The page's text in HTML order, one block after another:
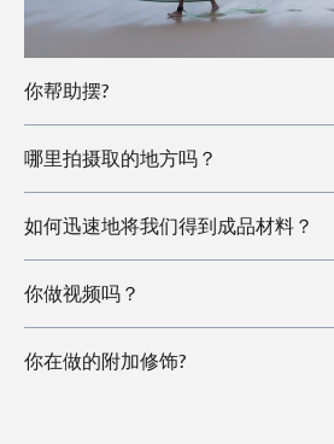
你帮助摆?
哪里拍摄取的地方吗？
如何迅速地将我们得到成品材料？
你做视频吗？
你在做的附加修饰?